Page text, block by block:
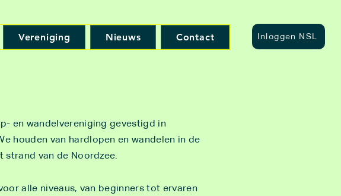
Vereniging Nieuws Contact Inloggen NSL
en wandelvereniging gevestigd in
houden van hardlopen en wandelen in de
strand van de Noordzee.
alle niveaus, van beginners tot ervaren